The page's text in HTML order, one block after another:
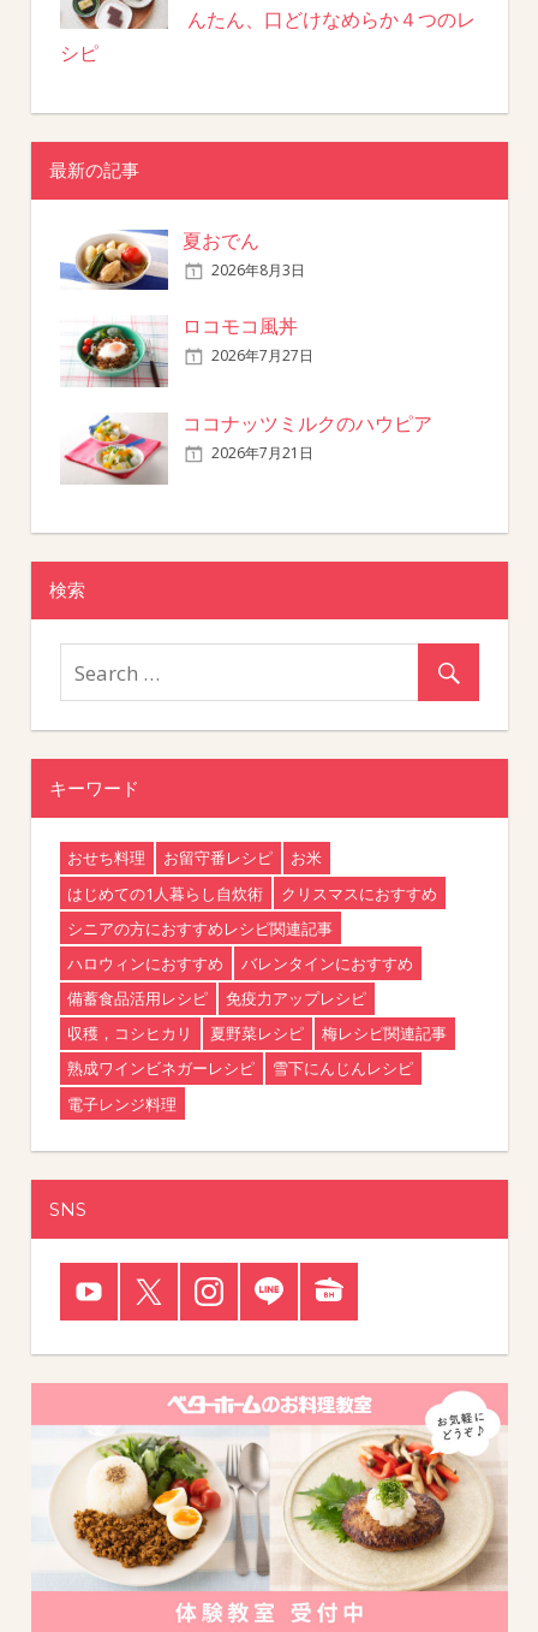
んたん、口どけなめらか４つのレ
シピ
最新の記事
夏おでん
2026年8月3日
ロコモコ風丼
2026年7月27日
ココナッツミルクのハウピア
2026年7月21日
検索
キーワード
おせち料理 お留守番レシピ
お米
はじめての1人暮らし自炊術
クリスマスにおすすめ
シニアの方におすすめレシピ関連記事
ハロウィンにおすすめ
バレンタインにおすすめ
備蓄食品活用レシピ
免疫力アップレシピ
収穫，コシヒカリ
夏野菜レシピ
梅レシピ関連記事
熟成ワインビネガーレシピ
雪下にんじんレシピ
電子レンジ料理
SNS